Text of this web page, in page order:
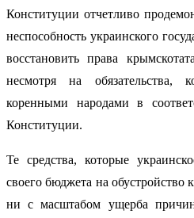
Конституции отчетливо
неспособность украинского
восстановить права
несмотря на обязательства,
коренными народами в
Конституции.
Те средства, которые
своего бюджета на
ни с масштабом ущерба